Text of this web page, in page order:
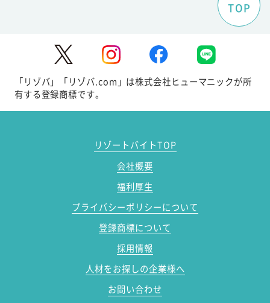
TOP
「リゾバ」「リゾバ.com」は株式会社ヒューマニックが所
有する登録商標です。
リゾートバイトTOP
会社概要
福利厚生
プライバシーポリシーについて
登録商標について
採用情報
人材をお探しの企業様へ
お問い合わせ